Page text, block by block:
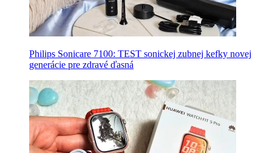
Philips Sonicare 7100: TEST sonickej zubnej kefky novej
generácie pre zdravé ďasná